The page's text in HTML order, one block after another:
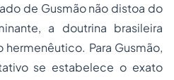
de Gusmão não distoa do
a doutrina brasileira
Para Gusmão,
se estabelece o exato